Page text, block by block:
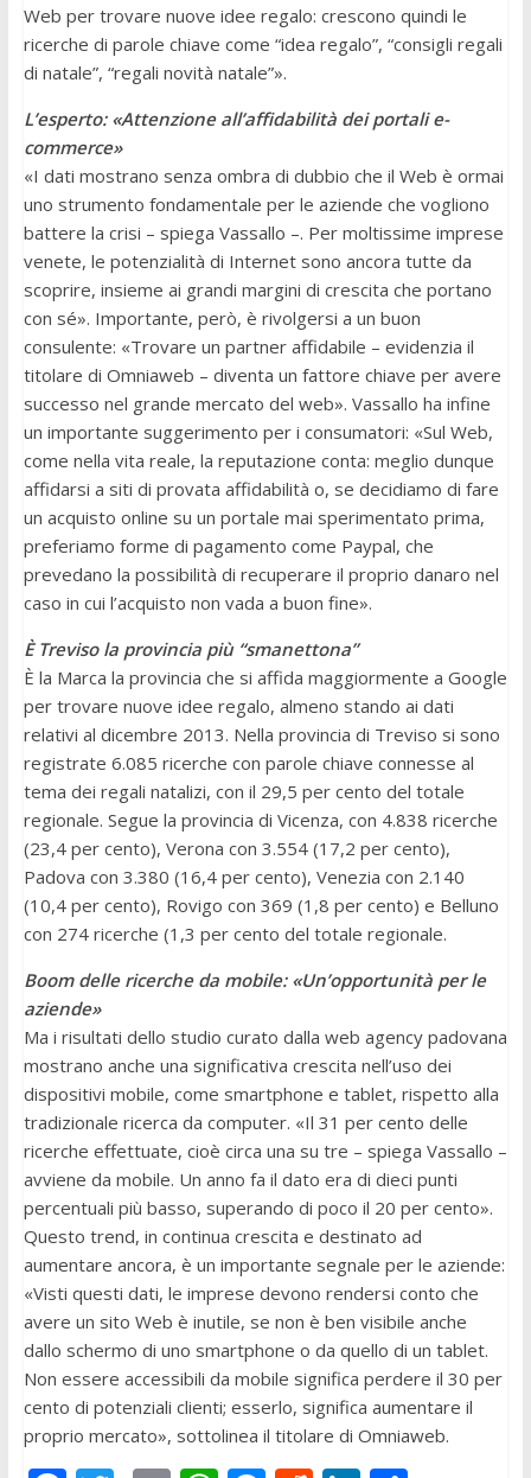
Web per trovare nuove idee regalo: crescono quindi le
ricerche di parole chiave come “idea regalo”, “consigli regali
di natale”, “regali novità natale”».
L’esperto: «Attenzione all’affidabilità dei portali e-
commerce»
«I dati mostrano senza ombra di dubbio che il Web è ormai
uno strumento fondamentale per le aziende che vogliono
battere la crisi – spiega Vassallo –. Per moltissime imprese
venete, le potenzialità di Internet sono ancora tutte da
scoprire, insieme ai grandi margini di crescita che portano
con sé». Importante, però, è rivolgersi a un buon
consulente: «Trovare un partner affidabile – evidenzia il
titolare di Omniaweb – diventa un fattore chiave per avere
successo nel grande mercato del web». Vassallo ha infine
un importante suggerimento per i consumatori: «Sul Web,
come nella vita reale, la reputazione conta: meglio dunque
affidarsi a siti di provata affidabilità o, se decidiamo di fare
un acquisto online su un portale mai sperimentato prima,
preferiamo forme di pagamento come Paypal, che
prevedano la possibilità di recuperare il proprio danaro nel
caso in cui l’acquisto non vada a buon fine».
È Treviso la provincia più “smanettona”
È la Marca la provincia che si affida maggiormente a Google
per trovare nuove idee regalo, almeno stando ai dati
relativi al dicembre 2013. Nella provincia di Treviso si sono
registrate 6.085 ricerche con parole chiave connesse al
tema dei regali natalizi, con il 29,5 per cento del totale
regionale. Segue la provincia di Vicenza, con 4.838 ricerche
(23,4 per cento), Verona con 3.554 (17,2 per cento),
Padova con 3.380 (16,4 per cento), Venezia con 2.140
(10,4 per cento), Rovigo con 369 (1,8 per cento) e Belluno
con 274 ricerche (1,3 per cento del totale regionale.
Boom delle ricerche da mobile: «Un’opportunità per le
aziende»
Ma i risultati dello studio curato dalla web agency padovana
mostrano anche una significativa crescita nell’uso dei
dispositivi mobile, come smartphone e tablet, rispetto alla
tradizionale ricerca da computer. «Il 31 per cento delle
ricerche effettuate, cioè circa una su tre – spiega Vassallo –
avviene da mobile. Un anno fa il dato era di dieci punti
percentuali più basso, superando di poco il 20 per cento».
Questo trend, in continua crescita e destinato ad
aumentare ancora, è un importante segnale per le aziende:
«Visti questi dati, le imprese devono rendersi conto che
avere un sito Web è inutile, se non è ben visibile anche
dallo schermo di uno smartphone o da quello di un tablet.
Non essere accessibili da mobile significa perdere il 30 per
cento di potenziali clienti; esserlo, significa aumentare il
proprio mercato», sottolinea il titolare di Omniaweb.